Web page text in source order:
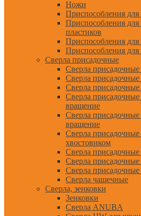
Ножи
Приспособления
Приспособления
пластиков
Приспособления для
Приспособления для
Сверла присадочные
Сверла
Сверла
Сверла
Сверла
вращение
Сверла
вращение
Сверла
хвостовиком
Сверла присадочные
Сверла
Сверла
Сверла чашечные
Сверла, зенковки
Зенковки
Сверла ANUBA